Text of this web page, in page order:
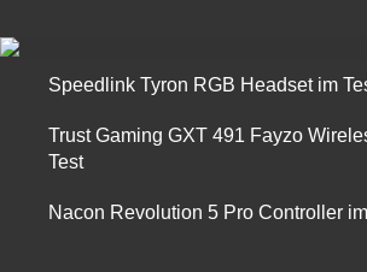
Speedlink Tyron RGB Headset im
Trust Gaming GXT 491 Fayzo
Test
Nacon Revolution 5 Pro Controller